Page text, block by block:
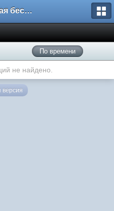
Батумская беседка
По времени
не найдено.
версия